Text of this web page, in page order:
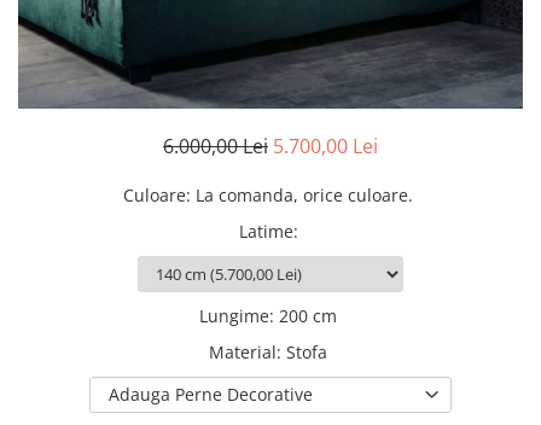
Oferte speciale
Banchete
Sezlong living
6.000,00 Lei 5.700,00 Lei
Culoare: La comanda, orice culoare.
Latime:
Lungime: 200 cm
Material: Stofa
Adauga Perne Decorative